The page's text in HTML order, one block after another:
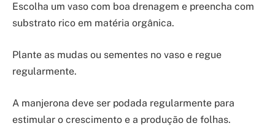
Escolha um vaso com boa drenagem e preencha com
substrato rico em matéria orgânica.
Plante as mudas ou sementes no vaso e regue
regularmente.
A manjerona deve ser podada regularmente para
estimular o crescimento e a produção de folhas.